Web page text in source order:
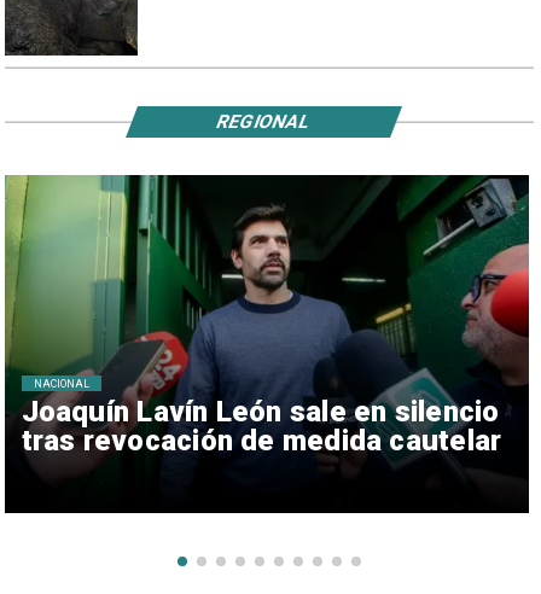
Joaquín Lavín León sale en silencio
tras revocación de medida cautelar
NACIONAL
REGIONAL